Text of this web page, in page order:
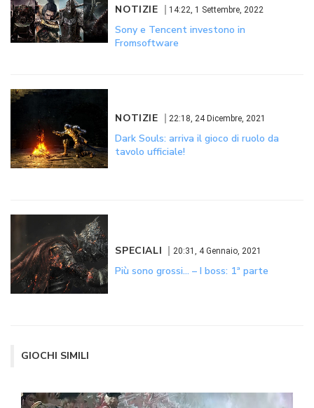
NOTIZIE 14:22, 1 Settembre, 2022
Sony e Tencent investono in
Fromsoftware
NOTIZIE 22:18, 24 Dicembre, 2021
Dark Souls: arriva il gioco di ruolo da
tavolo ufficiale!
SPECIALI 20:31, 4 Gennaio, 2021
Più sono grossi… – I boss: 1ª parte
GIOCHI SIMILI